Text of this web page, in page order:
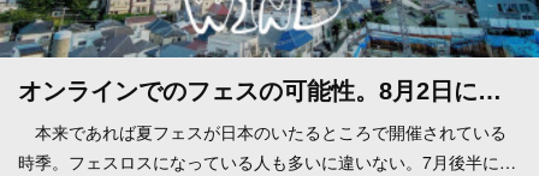
オンラインでのフェスの可能性。8月2日に…
本来であれば夏フェスが日本のいたるところで開催されている
時季。フェスロスになっている人も多いに違いない。7月後半に…